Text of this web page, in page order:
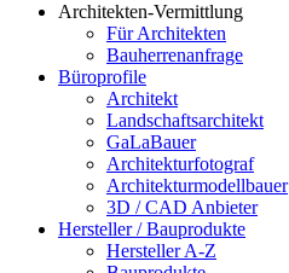
Architekten-Vermittlung
Für Architekten
Bauherrenanfrage
Büroprofile
Architekt
Landschaftsarchitekt
GaLaBauer
Architekturfotograf
Architekturmodellbauer
3D / CAD Anbieter
Hersteller / Bauprodukte
Hersteller A-Z